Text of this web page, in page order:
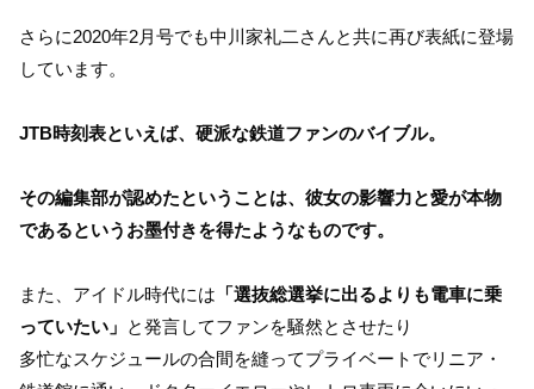
さらに2020年2月号でも中川家礼二さんと共に再び表紙に登場
しています。
JTB時刻表といえば、硬派な鉄道ファンのバイブル。
その編集部が認めたということは、彼女の影響力と愛が本物
であるというお墨付きを得たようなものです。
また、アイドル時代には 「選抜総選挙に出るよりも電車に乗
っていたい」 と発言してファンを騒然とさせたり
多忙なスケジュールの合間を縫ってプライベートでリニア・